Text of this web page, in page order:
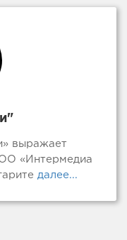
выражает
«Интермедиа
далее...